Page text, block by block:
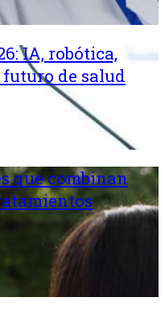
IA, robótica,
de salud
que combinan